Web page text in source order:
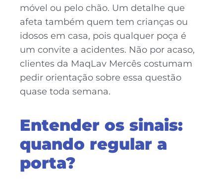
móvel ou pelo chão. Um detalhe que
afeta também quem tem crianças ou
idosos em casa, pois qualquer poça é
um convite a acidentes. Não por acaso,
clientes da MaqLav Mercês costumam
pedir orientação sobre essa questão
quase toda semana.
Entender os sinais:
quando regular a
porta?